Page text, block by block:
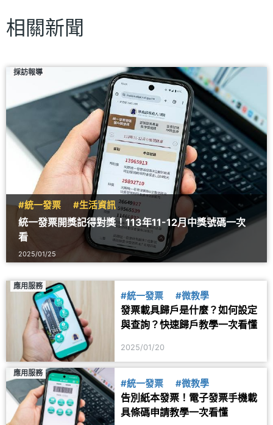
相關新聞
採訪報導
#統一發票 #生活資訊
統一發票開獎記得對獎！113年11-12月中獎號碼一次
看
2025/01/25
應用服務
#統一發票 #微教學
發票載具歸戶是什麼？如何設定
與查詢？快速歸戶教學一次看懂
2025/01/20
應用服務
#統一發票 #微教學
告別紙本發票！電子發票手機載
具條碼申請教學一次看懂